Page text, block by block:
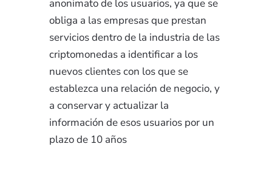
anonimato de los usuarios, ya que se
obliga a las empresas que prestan
servicios dentro de la industria de las
criptomonedas a identificar a los
nuevos clientes con los que se
establezca una relación de negocio, y
a conservar y actualizar la
información de esos usuarios por un
plazo de 10 años